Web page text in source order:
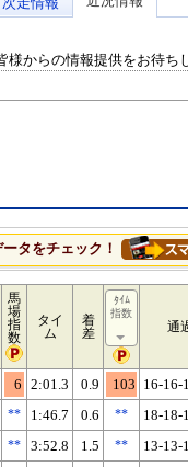
様からの情報提供をお待ち
タをチェック！
馬
場
指
数
タイ
ム
着
差
ﾀｲﾑ
指数
通
6 2:01.3 0.9 103 16-16-
** 1:46.7 0.6 ** 18-18-
** 3:52.8 1.5 ** 13-13-